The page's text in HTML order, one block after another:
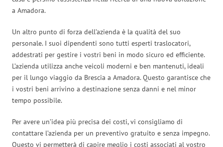
a Amadora.
Un altro punto di forza dell’azienda è la qualità del suo
personale. I suoi dipendenti sono tutti esperti traslocatori,
addestrati per gestire i vostri beni in modo sicuro ed efficiente.
L’azienda utilizza anche veicoli moderni e ben mantenuti, ideali
per il lungo viaggio da Brescia a Amadora. Questo garantisce che
i vostri beni arrivino a destinazione senza danni e nel minor
tempo possibile.
Per avere un’idea più precisa dei costi, vi consigliamo di
contattare l’azienda per un preventivo gratuito e senza impegno.
Questo vi permetterà di capire meglio i costi associati al vostro